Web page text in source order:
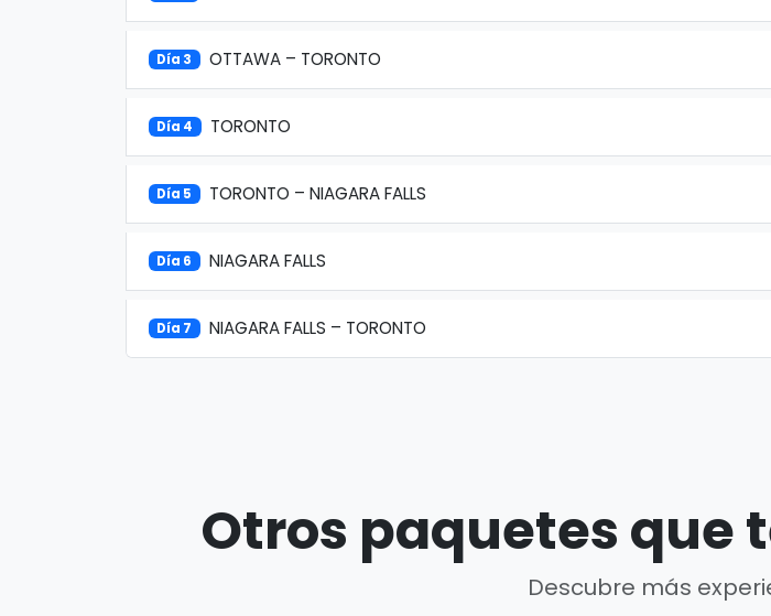
Día 3 OTTAWA – TORONTO
Día 4 TORONTO
Día 5 TORONTO – NIAGARA FALLS
Día 6 NIAGARA FALLS
Día 7 NIAGARA FALLS – TORONTO
Otros paquetes que
Descubre más